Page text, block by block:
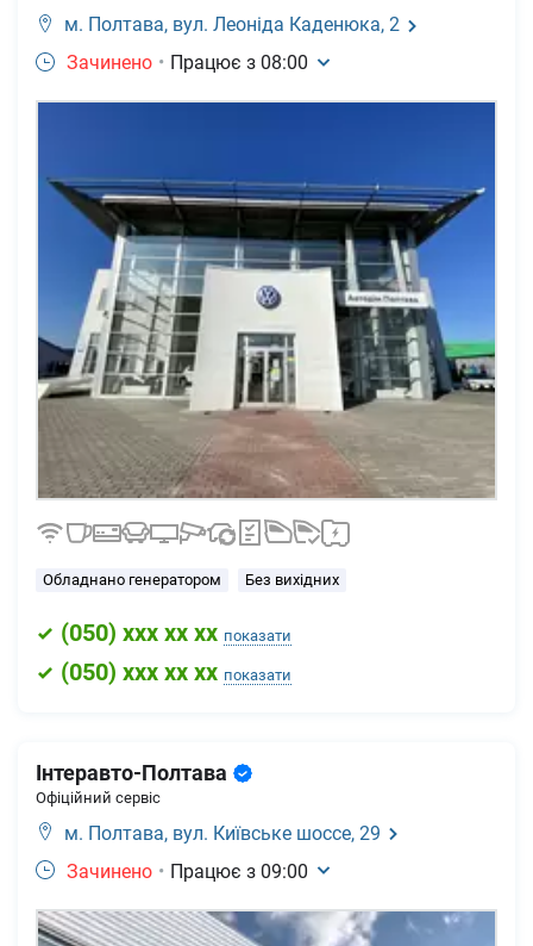
м. Полтава, вул. Леоніда Каденюка, 2
Зачинено • Працює з 08:00
Обладнано генератором Без вихідних
(050) xxx xx xx показати
(050) xxx xx xx показати
Інтеравто-Полтава
Офіційний сервіс
м. Полтава, вул. Київське шоссе, 29
Зачинено • Працює з 09:00